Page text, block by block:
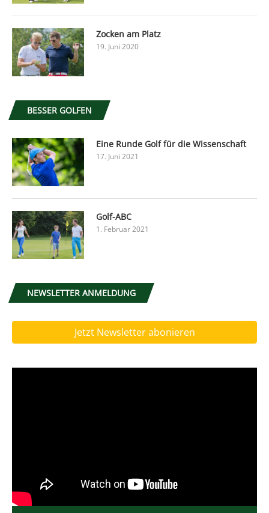
Zocken am Platz
19. Juni 2020
BESSER GOLFEN
Eine Runde Golf für die Wissenschaft
17. Juni 2021
Golf-ABC
1. Februar 2021
NEWSLETTER ANMELDUNG
Jetzt Newsletter abonieren